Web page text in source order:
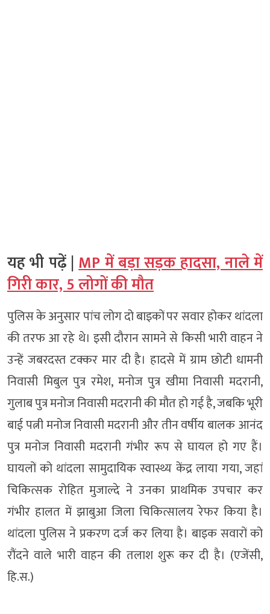
यह भी पढ़ें |MP में बड़ा सड़क हादसा, नाले में
गिरी कार, 5 लोगों की मौत
पुलिस के अनुसार पांच लोग दो बाइकों पर सवार होकर थांदला
की तरफ आ रहे थे। इसी दौरान सामने से किसी भारी वाहन ने
उन्हें जबरदस्त टक्कर मार दी है। हादसे में ग्राम छोटी धामनी
निवासी मिबुल पुत्र रमेश, मनोज पुत्र खीमा निवासी मदरानी,
गुलाब पुत्र मनोज निवासी मदरानी की मौत हो गई है, जबकि भूरी
बाई पत्नी मनोज निवासी मदरानी और तीन वर्षीय बालक आनंद
पुत्र मनोज निवासी मदरानी गंभीर रूप से घायल हो गए हैं।
घायलों को थांदला सामुदायिक स्वास्थ्य केंद्र लाया गया, जहां
चिकित्सक रोहित मुजाल्दे ने उनका प्राथमिक उपचार कर
गंभीर हालत में झाबुआ जिला चिकित्सालय रेफर किया है।
थांदला पुलिस ने प्रकरण दर्ज कर लिया है। बाइक सवारों को
रौंदने वाले भारी वाहन की तलाश शुरू कर दी है। (एजेंसी,
हि.स.)